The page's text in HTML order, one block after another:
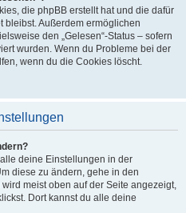
die phpBB erstellt hat und die dafür
bleibst. Außerdem ermöglichen
den „Gelesen“-Status – sofern
wurden. Wenn du Probleme bei der
wenn du die Cookies löscht.
deine Einstellungen in der
diese zu ändern, gehe in den
meist oben auf der Seite angezeigt,
Dort kannst du alle deine